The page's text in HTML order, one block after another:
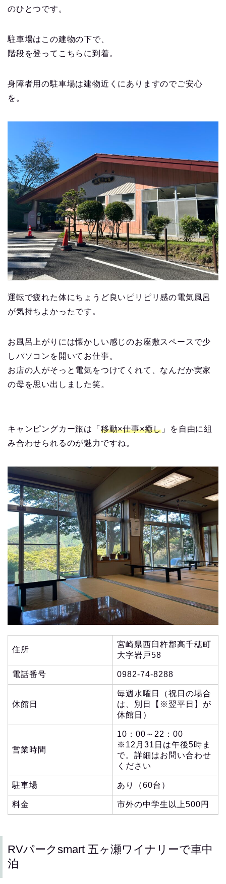
のひとつです。
駐車場はこの建物の下で、
階段を登ってこちらに到着。
身障者用の駐車場は建物近くにありますのでご安心
を。
運転で疲れた体にちょうど良いピリピリ感の電気風呂
が気持ちよかったです。
お風呂上がりには懐かしい感じのお座敷スペースで少
しパソコンを開いてお仕事。
お店の人がそっと電気をつけてくれて、なんだか実家
の母を思い出しました笑。
キャンピングカー旅は「 移動×仕事×癒し 」を自由に組
み合わせられるのが魅力ですね。
住所
宮崎県西臼杵郡高千穂町
大字岩戸58
電話番号 0982-74-8288
休館日
毎週水曜日（祝日の場合
は、別日【※翌平日】が
休館日）
営業時間
10：00～22：00
※12月31日は午後5時ま
で。詳細はお問い合わせ
ください
駐車場 あり（60台）
料金 市外の中学生以上500円
RVパークsmart 五ヶ瀬ワイナリーで車中
泊